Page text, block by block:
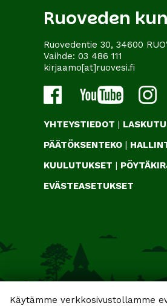
Käytämme verkkosivustollamme
Ruoveden
Ruovedentie 30, 34600
Vaihde: 03 486 111
kirjaamo[at]ruovesi.fi
YHTEYSTIEDOT |
PÄÄTÖKSENTEKO |
KUULUTUKSET |
EVÄSTEASETUKSET